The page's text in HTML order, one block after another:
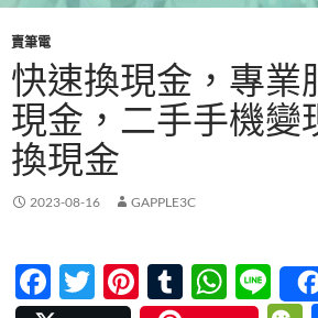
賣筆電
快速換現金，專業
現金，二手手機變
換現金
2023-08-16 GAPPLE3C
F
T
Pi T
W Li